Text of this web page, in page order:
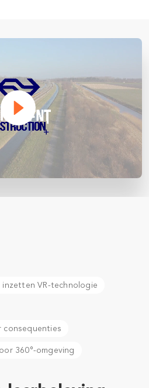
inzetten VR-technologie
consequenties
360°-omgeving